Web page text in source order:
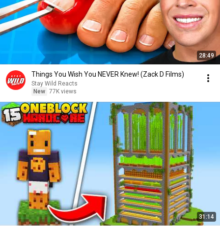
28:49
Things You Wish You NEVER Knew! (Zack D Films)
Stay Wild Reacts
New 77K views
31:14